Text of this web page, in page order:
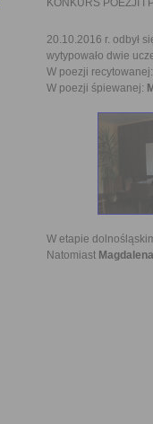
KONKURS POEZJI I
20.10.2016 r. odbył
wytypowało dwie
W poezji
W poezji śpiewanej:
W etapie
Natomiast